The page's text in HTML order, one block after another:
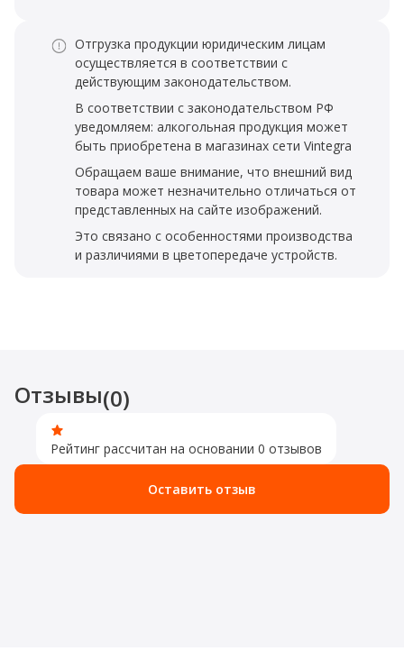
Отгрузка продукции юридическим лицам
осуществляется в соответствии с
действующим законодательством.
В соответствии с законодательством РФ
уведомляем: алкогольная продукция может
быть приобретена в магазинах сети Vintegra
Обращаем ваше внимание, что внешний вид
товара может незначительно отличаться от
представленных на сайте изображений.
Это связано с особенностями производства
и различиями в цветопередаче устройств.
Отзывы(0)
Рейтинг рассчитан на основании 0 отзывов
Оставить отзыв